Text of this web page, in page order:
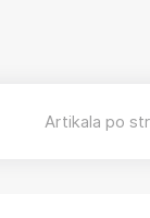
Artikala po